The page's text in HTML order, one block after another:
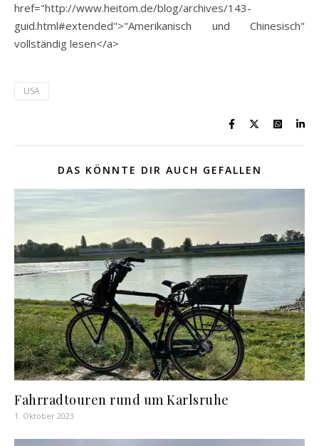
href="http://www.heitom.de/blog/archives/143-
guid.html#extended">"Amerikanisch und Chinesisch"
vollständig lesen</a>
USA
DAS KÖNNTE DIR AUCH GEFALLEN
Fahrradtouren rund um Karlsruhe
1. Oktober 2023